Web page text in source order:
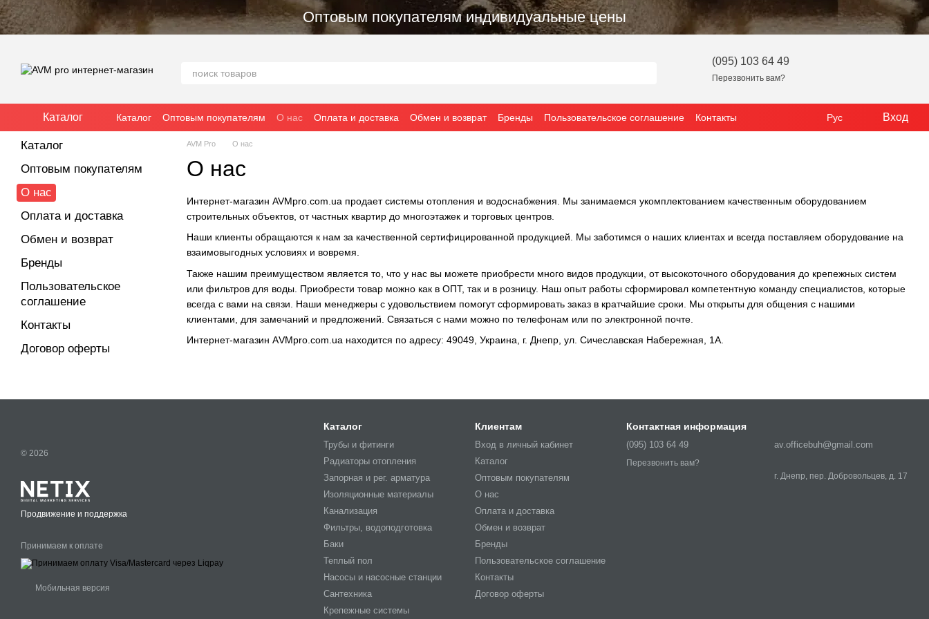
Перейти к основному контенту Оптовым покупателям индивидуальные цены
(095) 103 64 49
Перезвонить вам?
Каталог Каталог Оптовым покупателям О нас Оплата и доставка Обмен и возврат Бренды Пользовательское соглашение
Контакты
Договор оферты
Рус Вход
AVM Pro О нас
О нас
Интернет-магазин AVMpro.com.ua продает системы отопления и водоснабжения. Мы занимаемся укомплектованием качественным оборудованием
строительных объектов, от частных квартир до многоэтажек и торговых центров.
Наши клиенты обращаются к нам за качественной сертифицированной продукцией. Мы заботимся о наших клиентах и всегда поставляем оборудование на
взаимовыгодных условиях и вовремя.
Также нашим преимуществом является то, что у нас вы можете приобрести много видов продукции, от высокоточного оборудования до крепежных систем
или фильтров для воды. Приобрести товар можно как в ОПТ, так и в розницу. Наш опыт работы сформировал компетентную команду специалистов, которые
всегда с вами на связи. Наши менеджеры с удовольствием помогут сформировать заказ в кратчайшие сроки. Мы открыты для общения с нашими
клиентами, для замечаний и предложений. Связаться с нами можно по телефонам или по электронной почте.
Интернет-магазин АVMpro.com.ua находится по адресу: 49049, Украина, г. Днепр, ул. Сичеславская Набережная, 1А.
Каталог
Оптовым покупателям
О нас
Оплата и доставка
Обмен и возврат
Бренды
Пользовательское
соглашение
Контакты
Договор оферты
© 2026
Продвижение и поддержка
Принимаем к оплате
Мобильная версия
Каталог
Трубы и фитинги
Радиаторы отопления
Запорная и рег. арматура
Изоляционные материалы
Канализация
Фильтры, водоподготовка
Баки
Теплый пол
Насосы и насосные станции
Сантехника
Крепежные системы
Клиентам
Вход в личный кабинет
Каталог
Оптовым покупателям
О нас
Оплата и доставка
Обмен и возврат
Бренды
Пользовательское соглашение
Контакты
Договор оферты
Контактная информация
(095) 103 64 49
Перезвонить вам?
av.officebuh@gmail.com
г. Днепр, пер. Добровольцев, д. 17